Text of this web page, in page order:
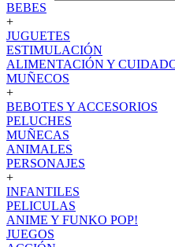
BEBES
+
JUGUETES
ESTIMULACIÓN
ALIMENTACIÓN Y
MUÑECOS
+
BEBOTES Y ACCESORIOS
PELUCHES
MUÑECAS
ANIMALES
PERSONAJES
+
INFANTILES
PELICULAS
ANIME Y FUNKO POP!
JUEGOS